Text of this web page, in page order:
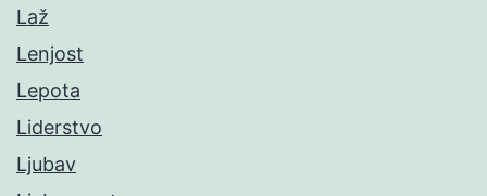
Laž
Lenjost
Lepota
Liderstvo
Ljubav